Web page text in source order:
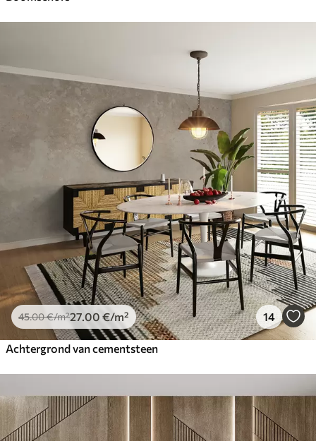
45.00€/m²27.00 €/m² 14
Achtergrond van cementsteen